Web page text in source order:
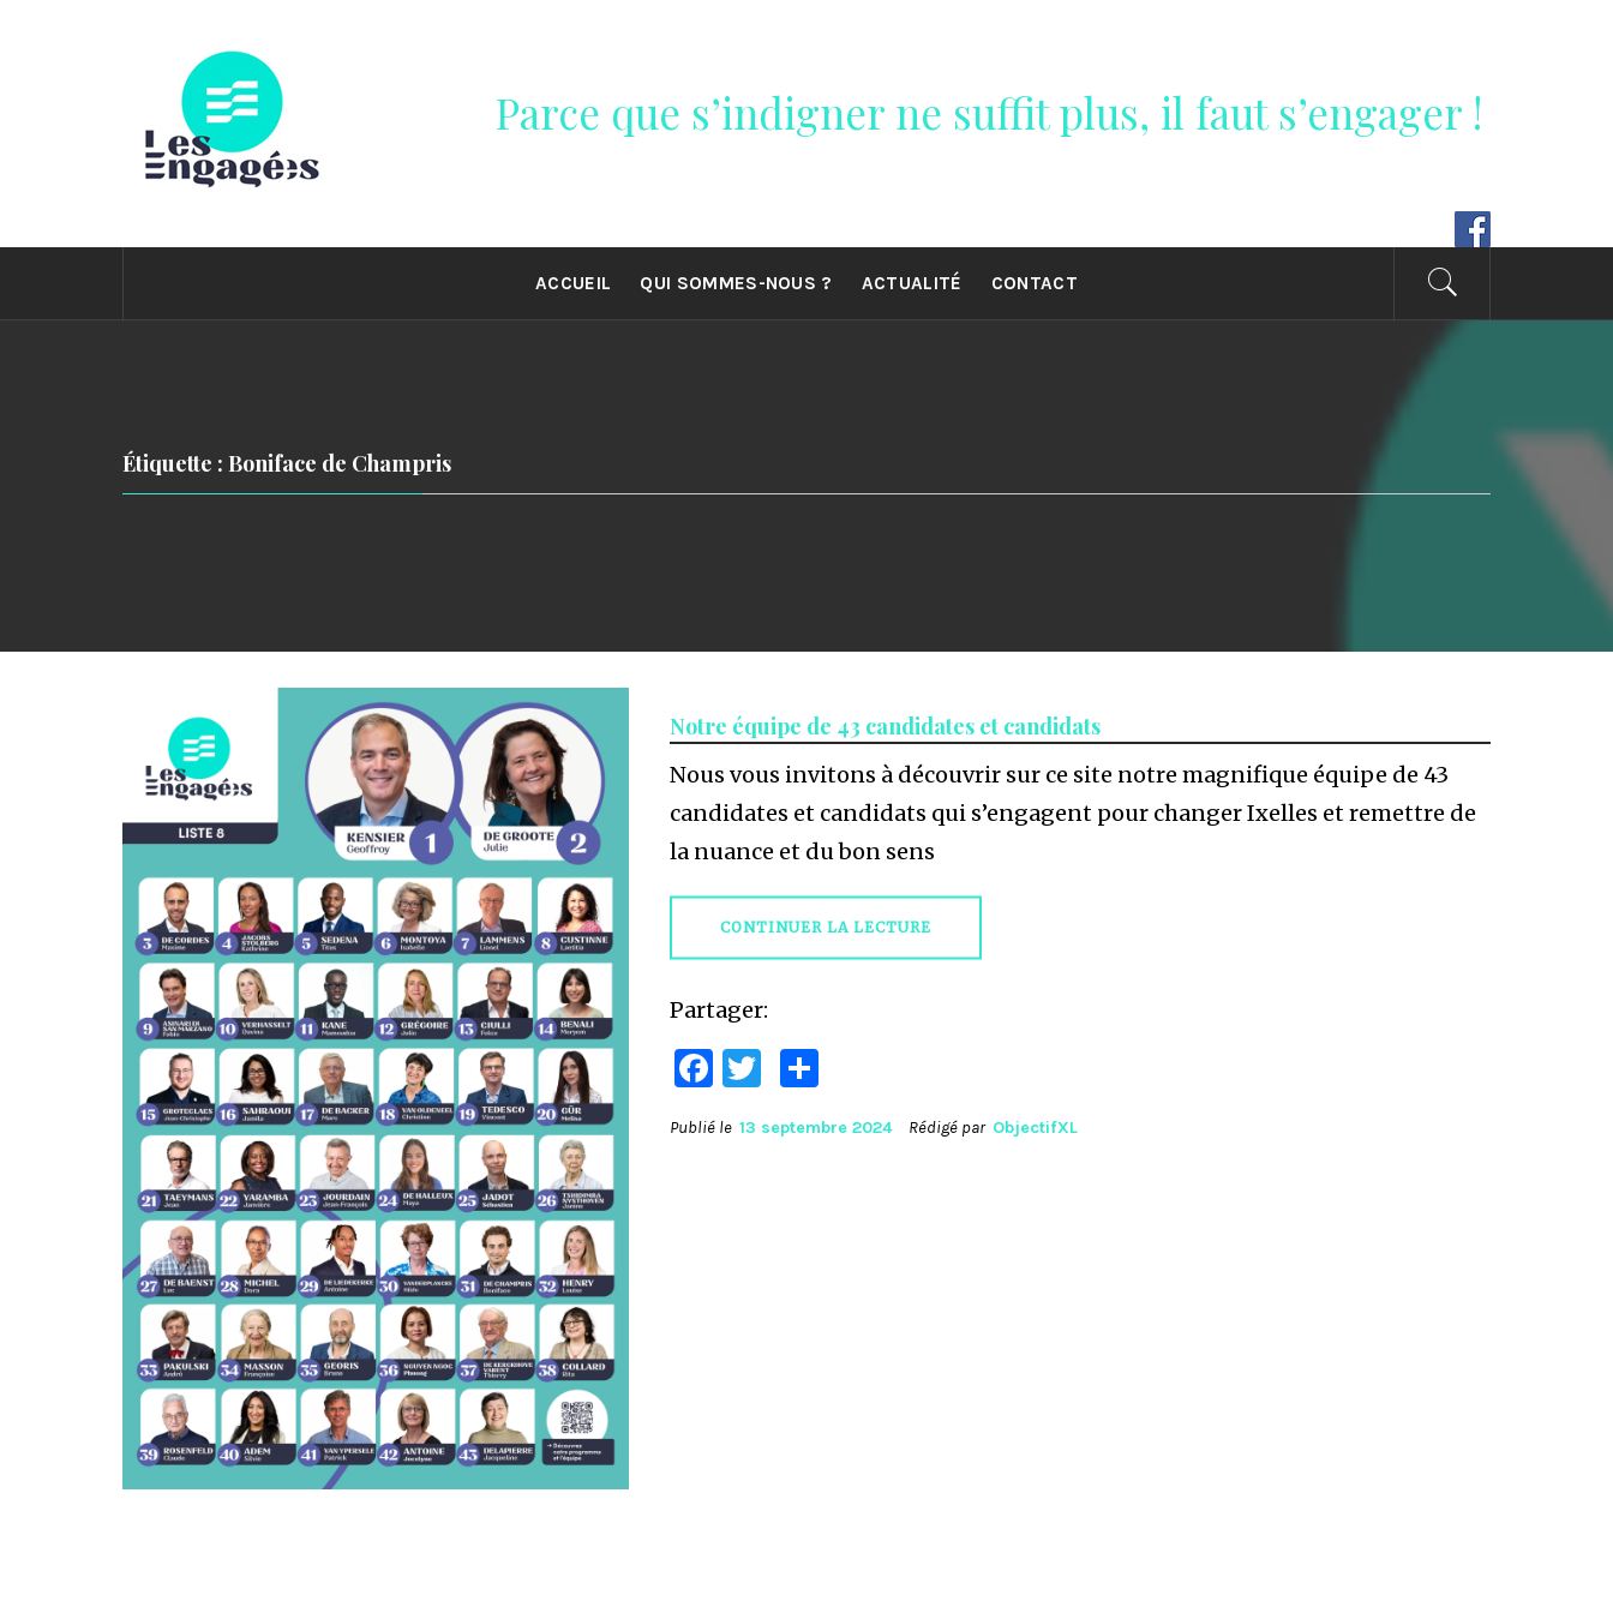
Parce que s’indigner ne suffit plus, il faut s’engager !
ACCUEIL QUI SOMMES-NOUS ? ACTUALITÉ CONTACT
Étiquette : Boniface de Champris
Notre équipe de 43 candidates et candidats
Nous vous invitons à découvrir sur ce site notre magnifique équipe de 43
candidates et candidats qui s’engagent pour changer Ixelles et remettre de
la nuance et du bon sens
CONTINUER LA LECTURE
Partager:
Facebook
TwitterPartager
Publié le 13 septembre 2024 Rédigé par ObjectifXL